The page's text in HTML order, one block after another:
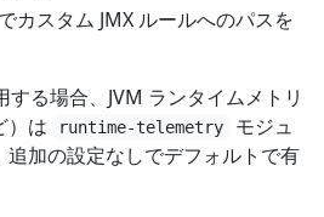
でカスタム JMX ルールへのパスを
する場合、JVM ランタイムメトリ
）は
runtime-telemetry
モジュ
加の設定なしでデフォルトで有